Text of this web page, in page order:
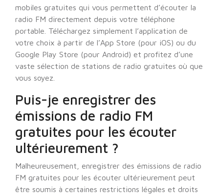
mobiles gratuites qui vous permettent d’écouter la
radio FM directement depuis votre téléphone
portable. Téléchargez simplement l’application de
votre choix à partir de l’App Store (pour iOS) ou du
Google Play Store (pour Android) et profitez d’une
vaste sélection de stations de radio gratuites où que
vous soyez.
Puis-je enregistrer des
émissions de radio FM
gratuites pour les écouter
ultérieurement ?
Malheureusement, enregistrer des émissions de radio
FM gratuites pour les écouter ultérieurement peut
être soumis à certaines restrictions légales et droits